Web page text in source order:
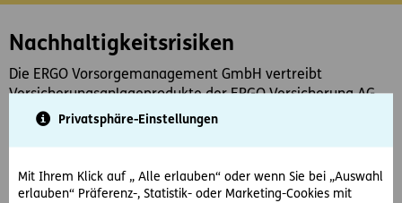
Privatsphäre-Einstellungen
Mit Ihrem Klick auf „ Alle erlauben“ oder wenn Sie bei „Auswahl
erlauben“ Präferenz-, Statistik- oder Marketing-Cookies mit
Nachhaltigkeitsrisiken
Die ERGO Vorsorgemanagement GmbH vertreibt
Versicherungsanlageprodukte der ERGO Versicherung AG.
Im Rahmen dieser Beratungstätigkeit verweisen wir daher
berücksichtigen in unserem Beratungsprozess auch die
wichtigsten nachteiligen Nachhaltigkeitsauswirkungen von